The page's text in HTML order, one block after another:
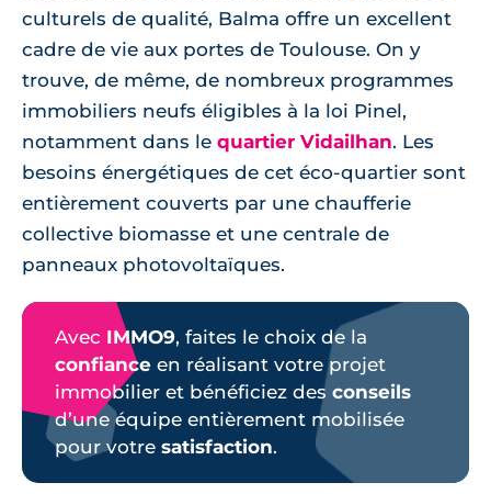
culturels de qualité, Balma offre un excellent
cadre de vie aux portes de Toulouse. On y
trouve, de même, de nombreux programmes
immobiliers neufs éligibles à la loi Pinel,
notamment dans le quartier Vidailhan. Les
besoins énergétiques de cet éco-quartier sont
entièrement couverts par une chaufferie
collective biomasse et une centrale de
panneaux photovoltaïques.
Avec IMMO9, faites le choix de la
confiance en réalisant votre projet
immobilier et bénéficiez des conseils
d’une équipe entièrement mobilisée
pour votre satisfaction.